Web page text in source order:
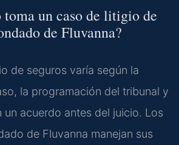
un caso de litigio de
de Fluvanna?
de seguros varía según la
la programación del tribunal y
un acuerdo antes del juicio. Los
de Fluvanna manejan sus